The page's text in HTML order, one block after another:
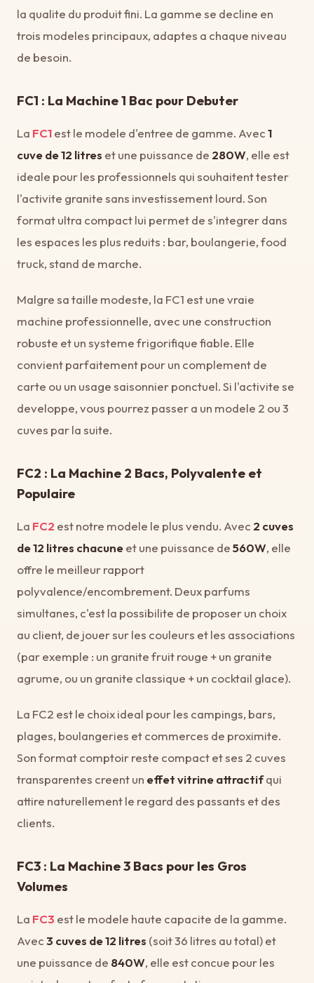
la qualite du produit fini. La gamme se decline en
trois modeles principaux, adaptes a chaque niveau
de besoin.
FC1 : La Machine 1 Bac pour Debuter
La FC1est le modele d'entree de gamme. Avec1
cuve de 12 litres et une puissance de 280W, elle est
ideale pour les professionnels qui souhaitent tester
l'activite granite sans investissement lourd. Son
format ultra compact lui permet de s'integrer dans
les espaces les plus reduits : bar, boulangerie, food
truck, stand de marche.
Malgre sa taille modeste, la FC1 est une vraie
machine professionnelle, avec une construction
robuste et un systeme frigorifique fiable. Elle
convient parfaitement pour un complement de
carte ou un usage saisonnier ponctuel. Si l'activite se
developpe, vous pourrez passer a un modele 2 ou 3
cuves par la suite.
FC2 : La Machine 2 Bacs, Polyvalente et
Populaire
La FC2 est notre modele le plus vendu. Avec 2 cuves
de 12 litres chacuneet une puissance de560W, elle
offre le meilleur rapport
polyvalence/encombrement. Deux parfums
simultanes, c'est la possibilite de proposer un choix
au client, de jouer sur les couleurs et les associations
(par exemple : un granite fruit rouge + un granite
agrume, ou un granite classique + un cocktail glace).
La FC2 est le choix ideal pour les campings, bars,
plages, boulangeries et commerces de proximite.
Son format comptoir reste compact et ses 2 cuves
transparentes creent un effet vitrine attractifqui
attire naturellement le regard des passants et des
clients.
FC3 : La Machine 3 Bacs pour les Gros
Volumes
La FC3 est le modele haute capacite de la gamme.
Avec3 cuves de 12 litres (soit 36 litres au total) et
une puissance de 840W, elle est concue pour les